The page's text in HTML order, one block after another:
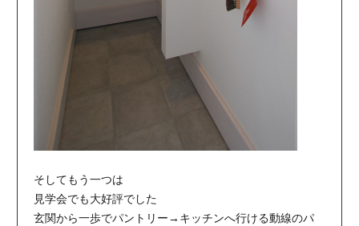
そしてもう一つは
見学会でも大好評でした
玄関から一歩でパントリー→キッチンへ行ける動線のパ